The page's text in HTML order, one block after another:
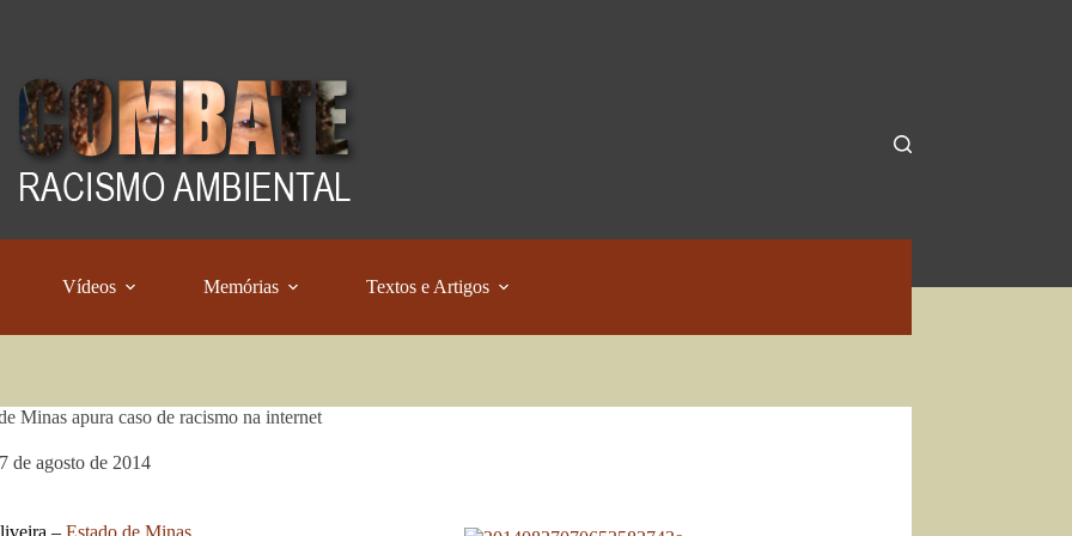
Vídeos Memórias Textos e Artigos
Minas apura caso de racismo na internet
de agosto de 2014
– Estado de Minas